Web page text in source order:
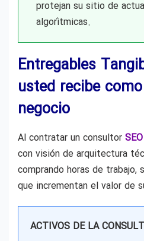
protejan su sitio de
algorítmicas.
Entregables
usted recibe
negocio
Al contratar un consultor
con visión de arquitectura
comprando horas de
que incrementan el valor de
ACTIVOS DE LA